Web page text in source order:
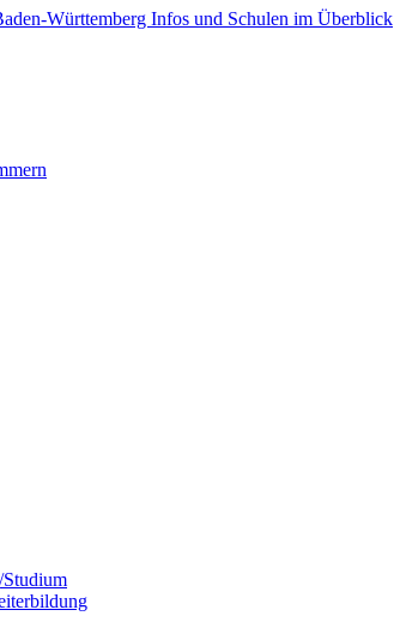
Württemberg Infos und Schulen im Überblick